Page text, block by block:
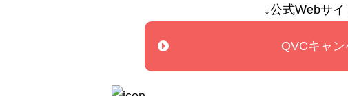
↓公式Webサ
QVCキャ